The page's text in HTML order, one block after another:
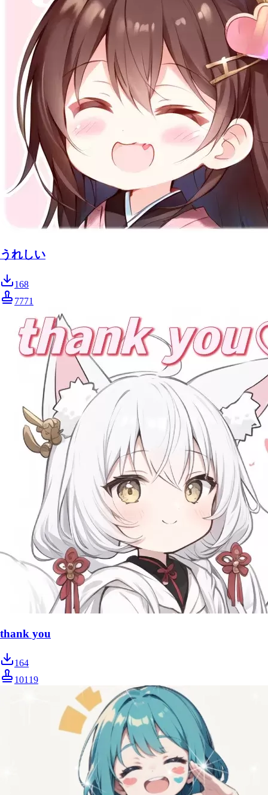
うれしい
168
7771
thank you
164
10119